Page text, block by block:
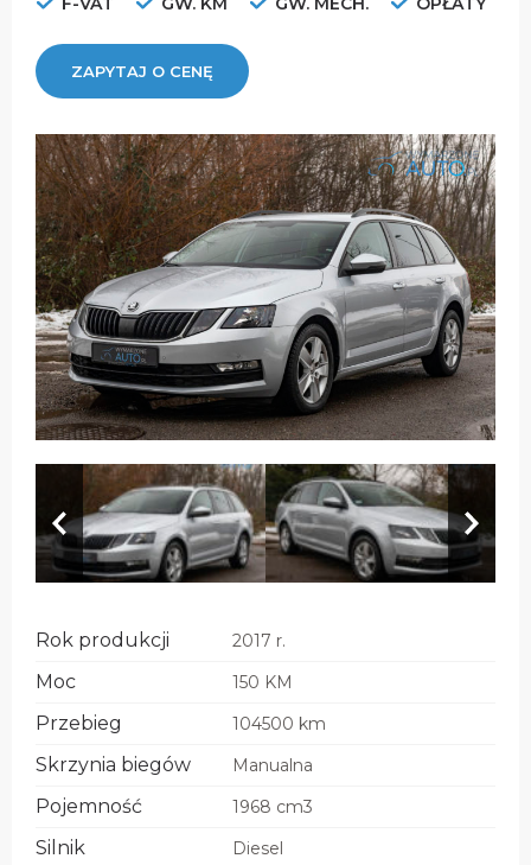
ZAPYTAJ O CENĘ
Rok produkcji 2017 r.
Moc 150 KM
Przebieg 104500 km
Skrzynia biegów Manualna
Pojemność 1968 cm3
Silnik Diesel